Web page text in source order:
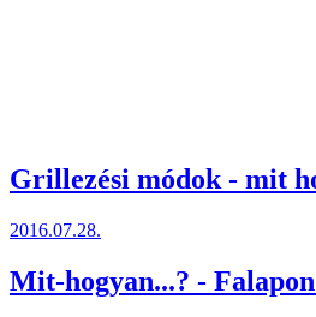
Grillezési módok - mit
2016.07.28.
Mit-hogyan...? -